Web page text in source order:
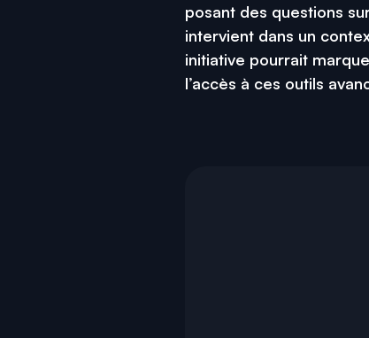
posant des questions
intervient dans un
initiative pourrait
l’accès à ces outils